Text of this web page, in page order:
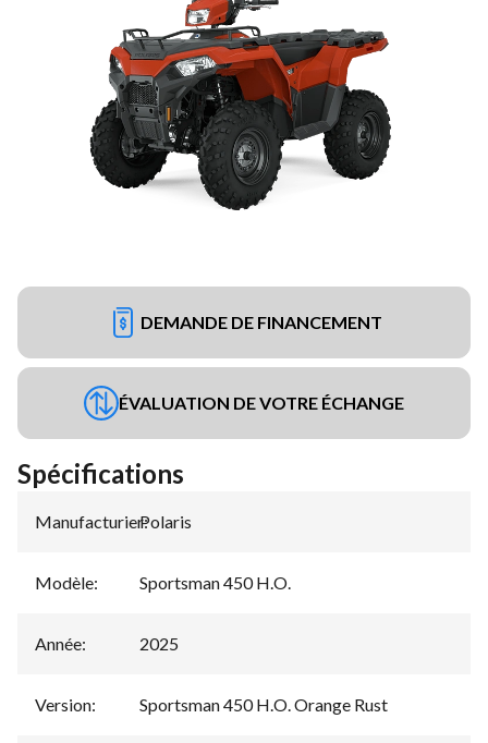
DEMANDE DE FINANCEMENT
ÉVALUATION DE VOTRE ÉCHANGE
Spécifications
Manufacturier:
Polaris
Modèle: Sportsman 450 H.O.
Année: 2025
Version: Sportsman 450 H.O. Orange Rust